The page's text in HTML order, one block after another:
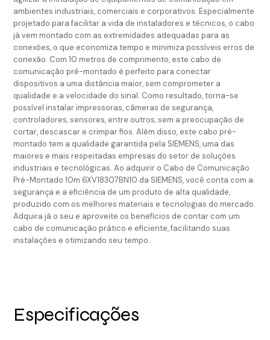
ambientes industriais, comerciais e corporativos. Especialmente
projetado para facilitar a vida de instaladores e técnicos, o cabo
já vem montado com as extremidades adequadas para as
conexões, o que economiza tempo e minimiza possíveis erros de
conexão. Com 10 metros de comprimento, este cabo de
comunicação pré-montado é perfeito para conectar
dispositivos a uma distância maior, sem comprometer a
qualidade e a velocidade do sinal. Como resultado, torna-se
possível instalar impressoras, câmeras de segurança,
controladores, sensores, entre outros, sem a preocupação de
cortar, descascar e crimpar fios. Além disso, este cabo pré-
montado tem a qualidade garantida pela SIEMENS, uma das
maiores e mais respeitadas empresas do setor de soluções
industriais e tecnológicas. Ao adquirir o Cabo de Comunicação
Pré-Montado 10m 6XV18307BN10 da SIEMENS, você conta com a
segurança e a eficiência de um produto de alta qualidade,
produzido com os melhores materiais e tecnologias do mercado.
Adquira já o seu e aproveite os benefícios de contar com um
cabo de comunicação prático e eficiente, facilitando suas
instalações e otimizando seu tempo..
Especificações